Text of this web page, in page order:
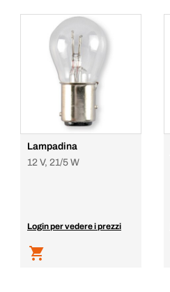
Lampadina
12 V, 21/5 W
Login per vedere i prezzi